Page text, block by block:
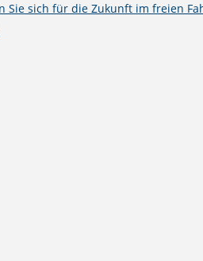
Sie sich für die Zukunft im freien